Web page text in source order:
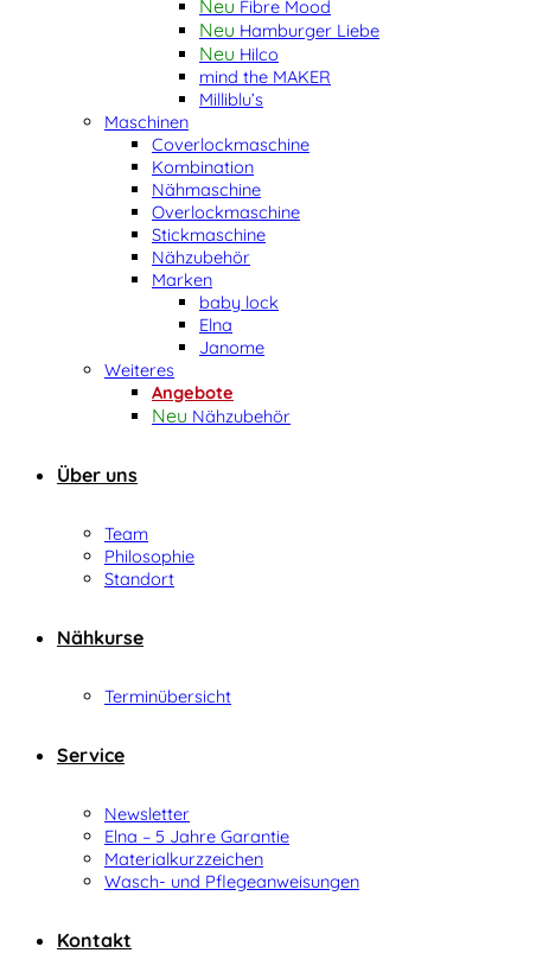
Fibre Mood
Hamburger Liebe
Hilco
mind the MAKER
Milliblu’s
Maschinen
Coverlockmaschine
Kombination
Nähmaschine
Overlockmaschine
Stickmaschine
Nähzubehör
Marken
baby lock
Elna
Janome
Weiteres
Angebote
Nähzubehör
Über uns
Team
Philosophie
Standort
Nähkurse
Terminübersicht
Service
Newsletter
Elna – 5 Jahre Garantie
Materialkurzzeichen
Wasch- und Pflegeanweisungen
Kontakt